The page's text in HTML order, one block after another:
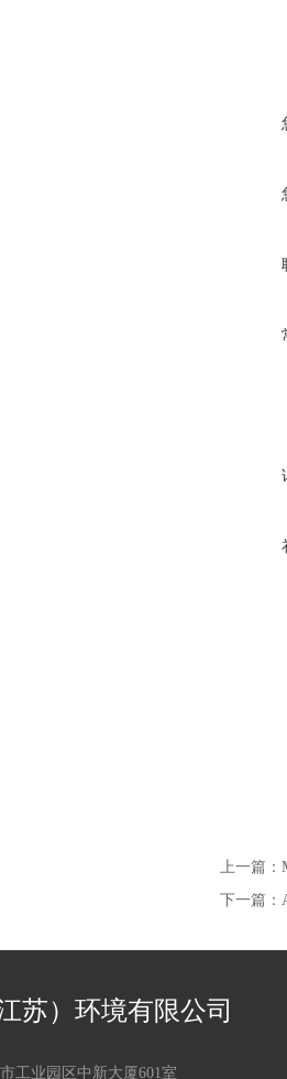
上一篇：
下一篇：
苏）环境有限公司
工业园区中新大厦601室